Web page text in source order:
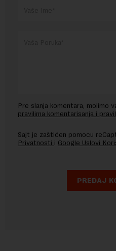
Pre slanja komentara, molimo
pravilima komentarisanja i
Sajt je zaštićen pomocu
Privatnosti i Google Uslovi